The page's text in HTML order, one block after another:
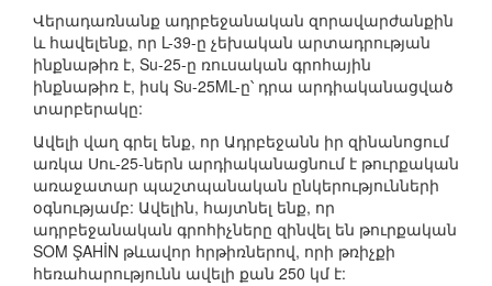
Վերադառնանք ադրբեջանական զորավարժանքին
և հավելենք, որ L-39-ը չեխական արտադրության
ինքնաթիռ է, Su-25-ը ռուսական գրոհային
ինքնաթիռ է, իսկ Su-25ML-ը՝ դրա արդիականացված
տարբերակը:
Ավելի վաղ գրել ենք, որ Ադրբեջանն իր զինանոցում
առկա Սու-25-ներն արդիականացնում է թուրքական
առաջատար պաշտպանական ընկերությունների
օգնությամբ: Ավելին, հայտնել ենք, որ
ադրբեջանական գրոհիչները զինվել են թուրքական
SOM ŞAHİN թևավոր հրթիռներով, որի թռիչքի
հեռահարությունն ավելի քան 250 կմ է: